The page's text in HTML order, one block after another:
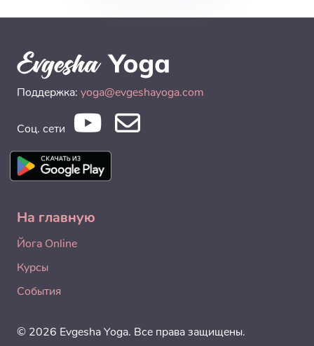
Поддержка: yoga@evgeshayoga.com
Соц. сети
На главную
Йога Online
Курсы
События
© 2026 Evgesha Yoga. Все права защищены.